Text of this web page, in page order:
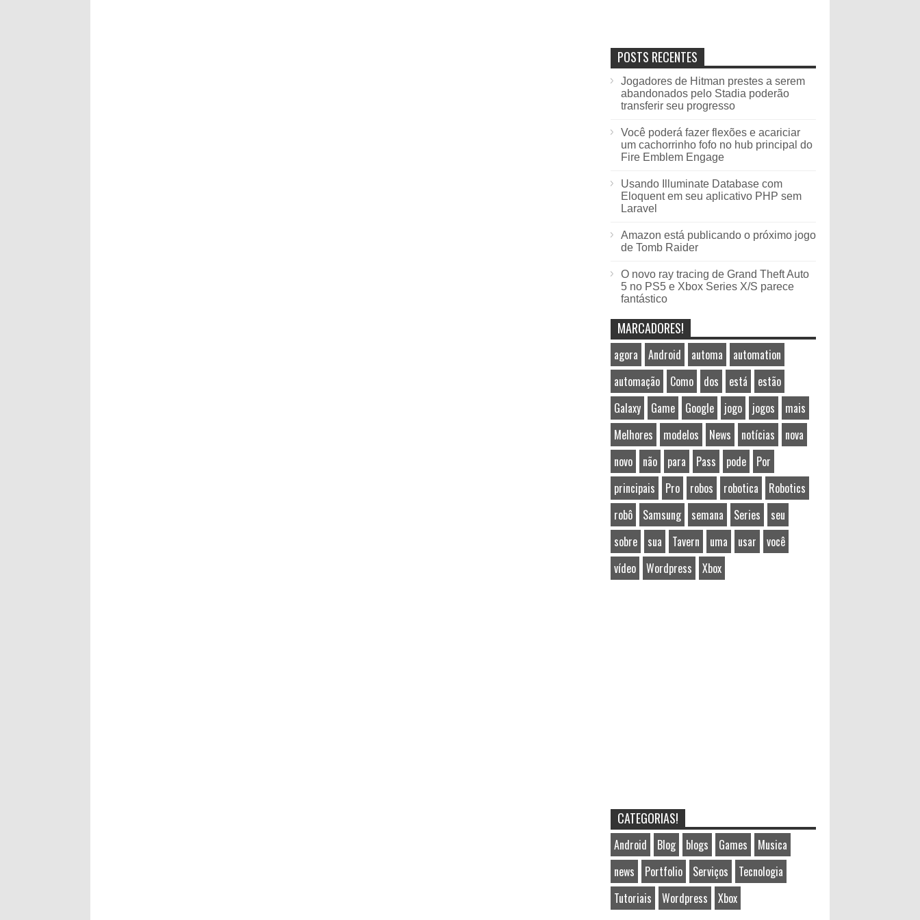
POSTS RECENTES
Jogadores de Hitman prestes a serem
abandonados pelo Stadia poderão
transferir seu progresso
Você poderá fazer flexões e acariciar
um cachorrinho fofo no hub principal do
Fire Emblem Engage
Usando Illuminate Database com
Eloquent em seu aplicativo PHP sem
Laravel
Amazon está publicando o próximo jogo
de Tomb Raider
O novo ray tracing de Grand Theft Auto
5 no PS5 e Xbox Series X/S parece
fantástico
MARCADORES!
agora Android automa
automation
automação
Como dos está
estão
Galaxy
Game Google jogo jogos
mais
Melhores
modelos News notícias
nova
novo
não para Pass pode
Por
principais
Pro robos robotica
Robotics
robô
Samsung semana Series
seu
sobre
sua Tavern uma usar
você
vídeo
Wordpress Xbox
CATEGORIAS!
Android Blog blogs Games
Musica
news
Portfolio Serviços
Tecnologia
Tutoriais
Wordpress Xbox